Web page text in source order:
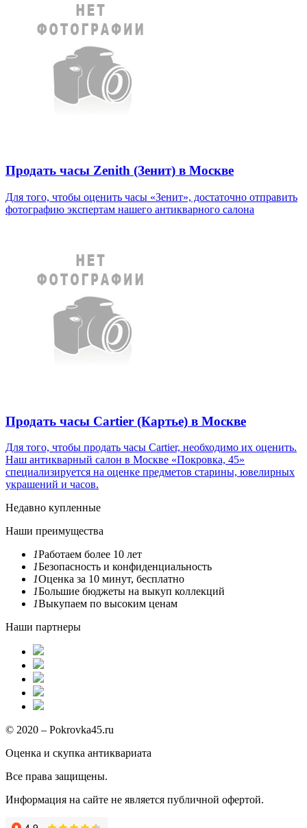
Продать часы Zenith (Зенит) в Москве
Для того, чтобы оценить часы «Зенит», достаточно отправить
фотографию экспертам нашего антикварного салона
Продать часы Cartier (Картье) в Москве
Для того, чтобы продать часы Cartier, необходимо их оценить.
Наш антикварный салон в Москве «Покровка, 45»
специализируется на оценке предметов старины, ювелирных
украшений и часов.
Недавно купленные
Наши преимущества
1Работаем более 10 лет
1Безопасность и конфиденциальность
1Оценка за 10 минут, бесплатно
1Большие бюджеты на выкуп коллекций
1Выкупаем по высоким ценам
Наши партнеры
© 2020 – Pokrovka45.ru
Оценка и скупка антиквариата
Все права защищены.
Информация на сайте не является публичной офертой.